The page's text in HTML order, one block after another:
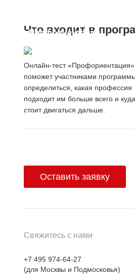
Что входит в
Профориентация
Онлайн-тест «Профориентация»
поможет участниками
определиться, какая профессия
подходит им больше всего и куда
стоит двигаться дальше.
Оставить заявку
Свяжитесь с нами
+7 495 974-64-27
(для Москвы и Подмосковья)